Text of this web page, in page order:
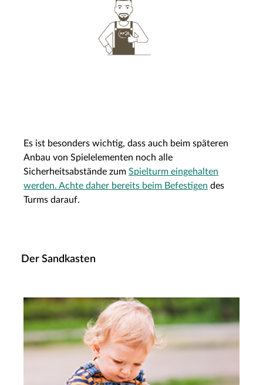
Es ist besonders wichtig, dass auch beim späteren
Anbau von Spielelementen noch alle
Sicherheitsabstände zum Spielturm eingehalten
werden. Achte daher bereits beim Befestigen des
Turms darauf.
Der Sandkasten